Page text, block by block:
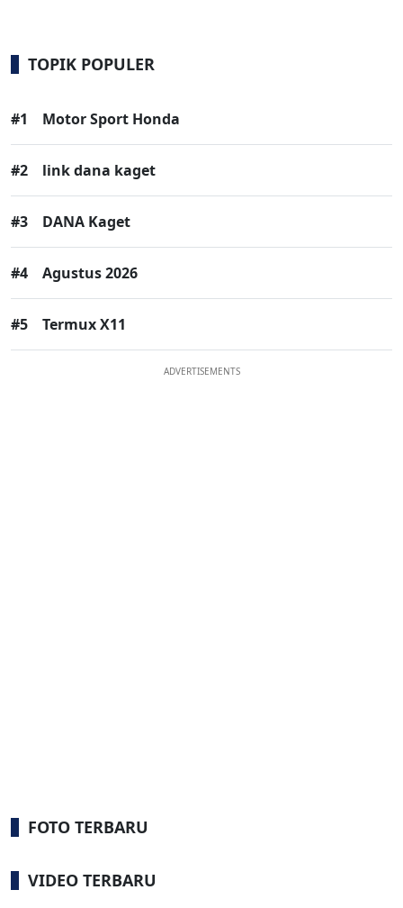
TOPIK POPULER
#1 Motor Sport Honda
#2 link dana kaget
#3 DANA Kaget
#4 Agustus 2026
#5 Termux X11
ADVERTISEMENTS
FOTO TERBARU
VIDEO TERBARU